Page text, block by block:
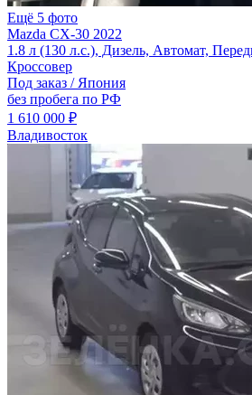
Ещё 5 фото
Mazda CX-30 2022
1.8 л (130 л.с.), Дизель, Автомат,
Кроссовер
Под заказ / Япония
без пробега по РФ
1 610 000 ₽
Владивосток